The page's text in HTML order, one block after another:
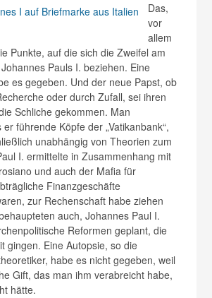
Das,
vor
allem
Punkte, auf die sich die Zweifel am
Pauls I. beziehen. Eine
es gegeben. Und der neue Papst, ob
oder durch Zufall, sei ihren
Schliche gekommen. Man
führende Köpfe der „Vatikanbank“,
unabhängig von Theorien zum
I. ermittelte in Zusammenhang mit
und auch der Mafia für
Finanzgeschäfte
zur Rechenschaft habe ziehen
auch, Johannes Paul I.
Reformen geplant, die
gingen. Eine Autopsie, so die
habe es nicht gegeben, weil
Gift, das man ihm verabreicht habe,
hätte.